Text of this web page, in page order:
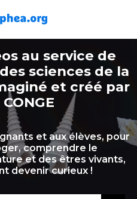
au service de
sciences de la
et créé par
et aux élèves, pour
comprendre le
et des êtres vivants,
devenir curieux !